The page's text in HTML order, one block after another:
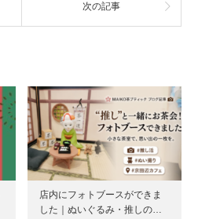
次の記事
店内にフォトブースができま
した｜ぬいぐるみ・推しの…